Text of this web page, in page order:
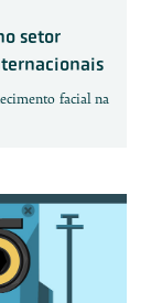
setor
facial na